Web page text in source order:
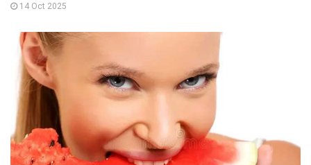
14 Oct 2025